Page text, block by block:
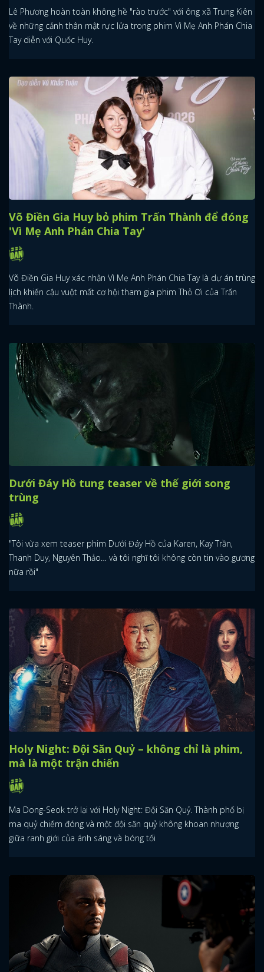
FACEBOOK GOOGLE
Lê Phương hoàn toàn không hề "rào trước" với ông xã Trung Kiên
về những cảnh thân mật rực lửa trong phim Vì Mẹ Anh Phán Chia
Tay diễn với Quốc Huy.
Võ Điền Gia Huy bỏ phim Trấn Thành để đóng
'Vì Mẹ Anh Phán Chia Tay'
Võ Điền Gia Huy xác nhận Vì Mẹ Anh Phán Chia Tay là dự án trùng
lịch khiến cậu vuột mất cơ hội tham gia phim Thỏ Ơi của Trấn
Thành.
Dưới Đáy Hồ tung teaser về thế giới song
trùng
"Tôi vừa xem teaser phim Dưới Đáy Hồ của Karen, Kay Trần,
Thanh Duy, Nguyên Thảo… và tôi nghĩ tôi không còn tin vào gương
nữa rồi"
Holy Night: Đội Săn Quỷ – không chỉ là phim,
mà là một trận chiến
Ma Dong-Seok trở lại với Holy Night: Đội Săn Quỷ. Thành phố bị
ma quỷ chiếm đóng và một đội săn quỷ không khoan nhượng
giữa ranh giới của ánh sáng và bóng tối